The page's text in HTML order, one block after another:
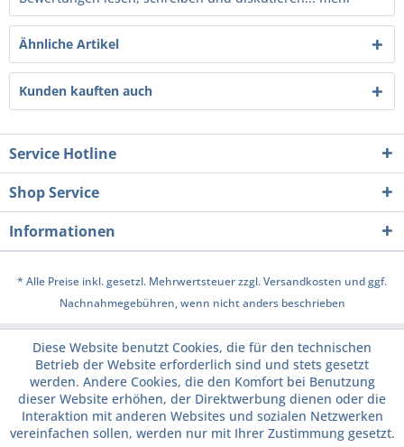
Ähnliche Artikel
Kunden kauften auch
Service Hotline
Shop Service
Informationen
* Alle Preise inkl. gesetzl. Mehrwertsteuer zzgl.Versandkosten und ggf.
Nachnahmegebühren, wenn nicht anders beschrieben
Diese Website benutzt Cookies, die für den technischen
Betrieb der Website erforderlich sind und stets gesetzt
werden. Andere Cookies, die den Komfort bei Benutzung
dieser Website erhöhen, der Direktwerbung dienen oder die
Interaktion mit anderen Websites und sozialen Netzwerken
vereinfachen sollen, werden nur mit Ihrer Zustimmung gesetzt.